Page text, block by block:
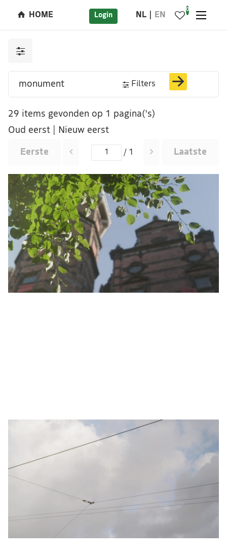
HOME Login NL EN
0
Filters
29 items gevonden op 1 pagina('s)
Oud eerst
Nieuw eerst
Eerste / 1 Laatste